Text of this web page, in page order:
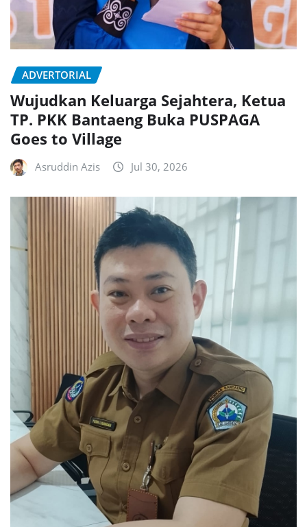
ADVERTORIAL
Wujudkan Keluarga Sejahtera, Ketua
TP. PKK Bantaeng Buka PUSPAGA
Goes to Village
Asruddin Azis Jul 30, 2026